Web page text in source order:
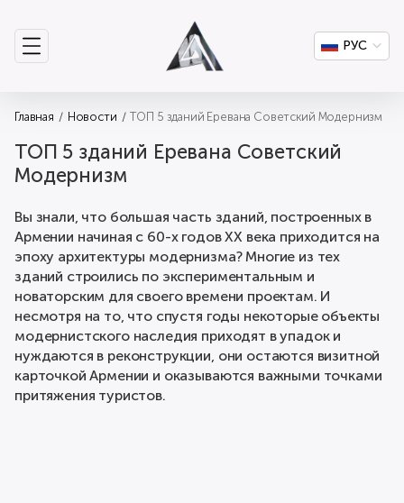
РУС
Главная Новости ТОП 5 зданий Еревана Советский Модернизм
ТОП 5 зданий Еревана Советский
Модернизм
Вы знали, что большая часть зданий, построенных в
Армении начиная с 60-х годов ХХ века приходится на
эпоху архитектуры модернизма? Многие из тех
зданий строились по экспериментальным и
новаторским для своего времени проектам. И
несмотря на то, что спустя годы некоторые объекты
модернистского наследия приходят в упадок и
нуждаются в реконструкции, они остаются визитной
карточкой Армении и оказываются важными точками
притяжения туристов.